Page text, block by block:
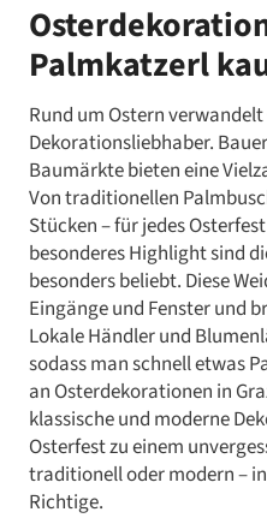
Palmkatzerl
Rund um Ostern
Dekorationsliebhaber.
Baumärkte bieten eine
Von traditionellen
Stücken – für jedes
besonderes Highlight sind
besonders beliebt. Diese
Eingänge und Fenster und
Lokale Händler und
sodass man schnell etwas
an Osterdekorationen in
klassische und moderne
Osterfest zu einem
traditionell oder modern –
Richtige.